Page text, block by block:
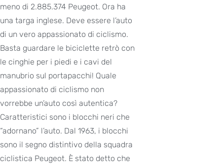
meno di 2.885.374 Peugeot. Ora ha
una targa inglese. Deve essere l’auto
di un vero appassionato di ciclismo.
Basta guardare le biciclette retrò con
le cinghie per i piedi e i cavi del
manubrio sul portapacchi! Quale
appassionato di ciclismo non
vorrebbe un’auto così autentica?
Caratteristici sono i blocchi neri che
“adornano” l’auto. Dal 1963, i blocchi
sono il segno distintivo della squadra
ciclistica Peugeot. È stato detto che